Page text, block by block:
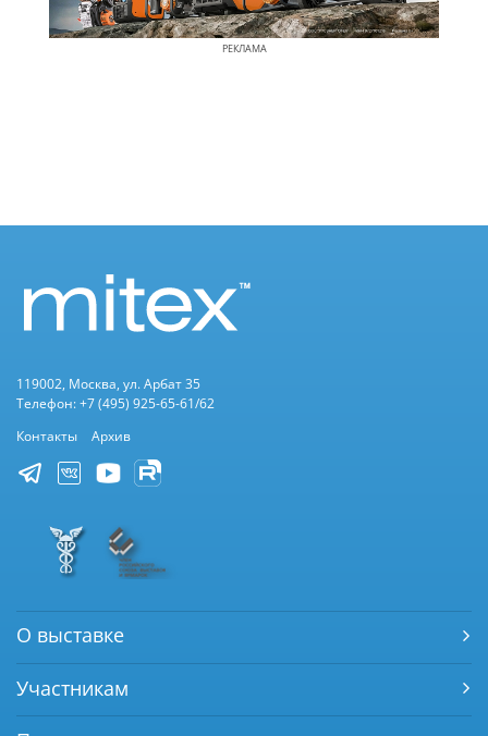
РЕКЛАМА
119002, Москва, ул. Арбат 35
Телефон: +7 (495) 925-65-61/62
Контакты
Архив
О выставке
Участникам